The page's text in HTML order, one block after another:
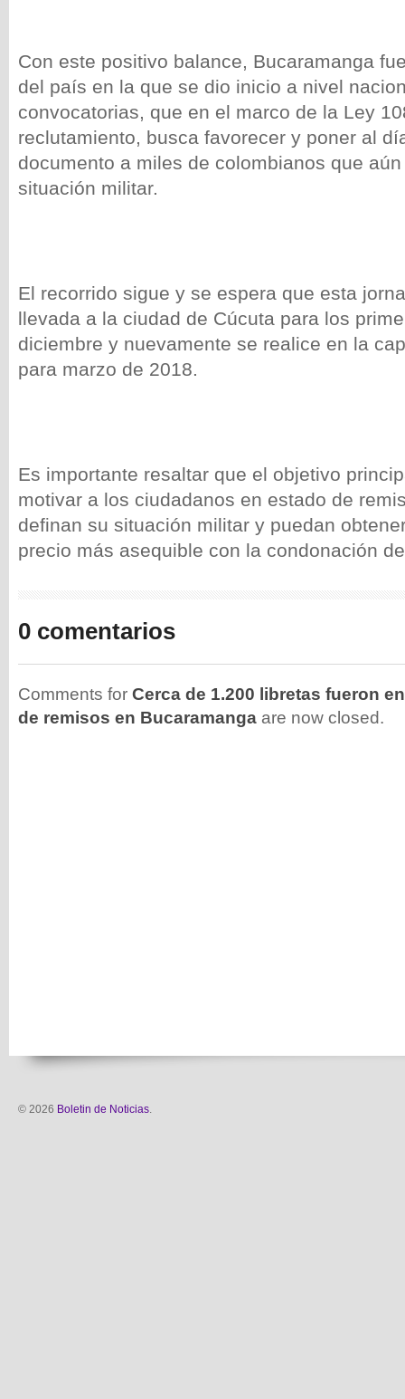
Con este positivo balance, Bucaramanga
del país en la que se dio inicio a nivel
convocatorias, que en el marco de la Ley
reclutamiento, busca favorecer y poner al
documento a miles de colombianos que
situación militar.
El recorrido sigue y se espera que esta
llevada a la ciudad de Cúcuta para los
diciembre y nuevamente se realice en la
para marzo de 2018.
Es importante resaltar que el objetivo
motivar a los ciudadanos en estado de
definan su situación militar y puedan
precio más asequible con la condonación
0 comentarios
Comments for Cerca de 1.200 libretas fueron
de remisos en Bucaramanga are now closed.
© 2026 Boletin de Noticias.
wp-